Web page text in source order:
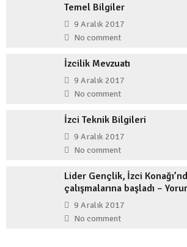
Temel Bilgiler
9 Aralık 2017
No comment
İzcilik Mevzuatı
9 Aralık 2017
No comment
İzci Teknik Bilgileri
9 Aralık 2017
No comment
Lider Gençlik, İzci
çalışmalarına başladı –
9 Aralık 2017
No comment